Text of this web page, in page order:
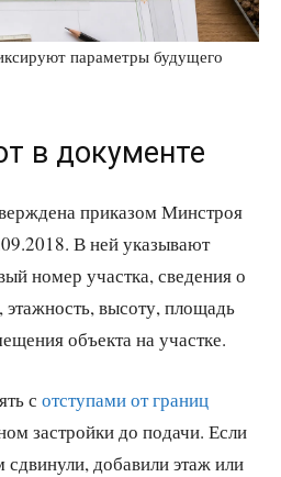
параметры будущего
в документе
приказом Минстроя
В ней указывают
номер участка, сведения о
высоту, площадь
объекта на участке.
с отступами от границ
застройки до подачи. Если
сдвинули, добавили этаж или